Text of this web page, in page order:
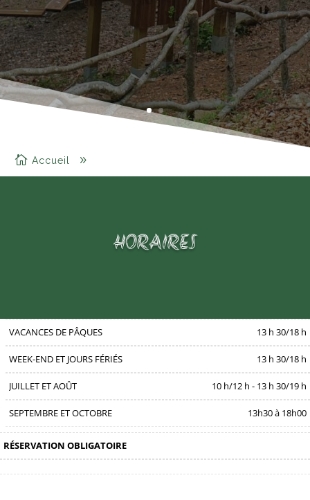
Accueil
HORAIRES
VACANCES DE PÂQUES 13 h 30/18 h
WEEK-END ET JOURS FÉRIÉS 13 h 30/18 h
JUILLET ET AOÛT 10 h/12 h - 13 h 30/19 h
SEPTEMBRE ET OCTOBRE 13h30 à 18h00
RÉSERVATION OBLIGATOIRE